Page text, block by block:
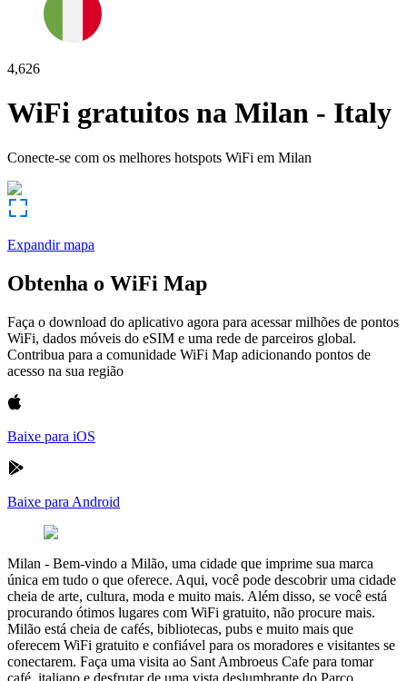
4,626
WiFi gratuitos na Milan - Italy
Conecte-se com os melhores hotspots WiFi em Milan
Expandir mapa
Obtenha o WiFi Map
Faça o download do aplicativo agora para acessar milhões de pontos
WiFi, dados móveis do eSIM e uma rede de parceiros global.
Contribua para a comunidade WiFi Map adicionando pontos de
acesso na sua região
Baixe para iOS
Baixe para Android
Milan - Bem-vindo a Milão, uma cidade que imprime sua marca
única em tudo o que oferece. Aqui, você pode descobrir uma cidade
cheia de arte, cultura, moda e muito mais. Além disso, se você está
procurando ótimos lugares com WiFi gratuito, não procure mais.
Milão está cheia de cafés, bibliotecas, pubs e muito mais que
oferecem WiFi gratuito e confiável para os moradores e visitantes se
conectarem. Faça uma visita ao Sant Ambroeus Cafe para tomar
café, italiano e desfrutar de uma vista deslumbrante do Parco